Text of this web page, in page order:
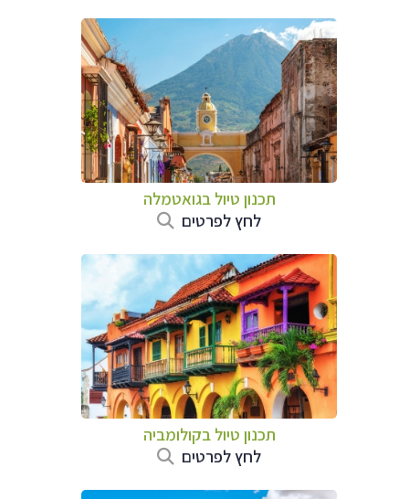
תכנון טיול בגואטמלה
לחץ לפרטים
תכנון טיול בקולומביה
לחץ לפרטים